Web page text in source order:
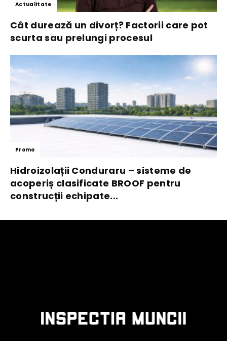
Actualitate
Cât durează un divorț? Factorii care pot
scurta sau prelungi procesul
Promo
Hidroizolații Conduraru – sisteme de
acoperiș clasificate BROOF pentru
construcții echipate...